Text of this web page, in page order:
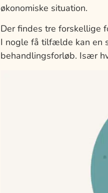
økonomiske situation.
Der findes tre forskellige
I nogle få tilfælde kan en
behandlingsforløb. Især